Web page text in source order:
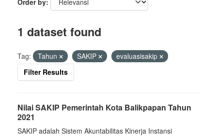
Order by
1 dataset found
Tag: Tahun SAKIP
evaluasisakip
Filter Results
Nilai SAKIP Pemerintah Kota Balikpapan Tahun
2021
SAKIP adalah Sistem Akuntabilitas Kinerja Instansi